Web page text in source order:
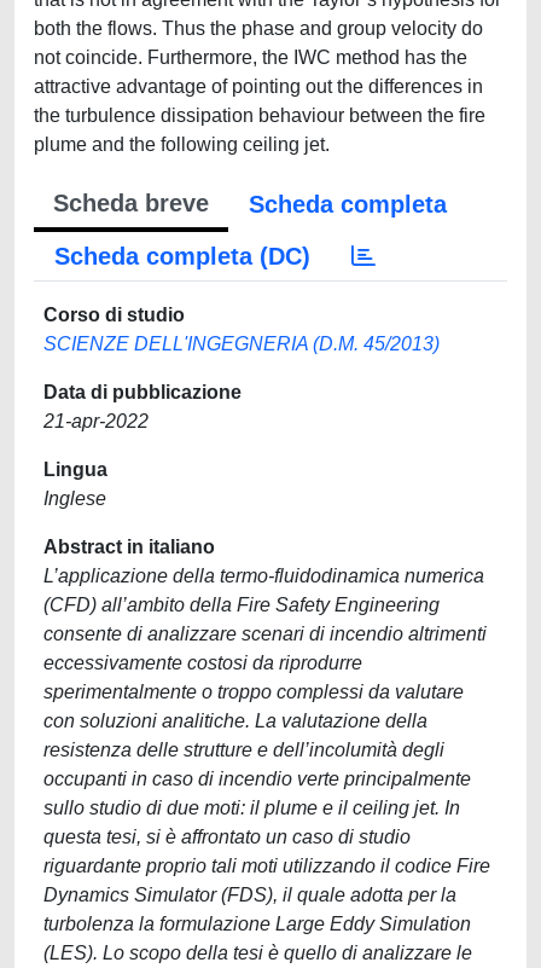
both the flows. Thus the phase and group velocity do
not coincide. Furthermore, the IWC method has the
attractive advantage of pointing out the differences in
the turbulence dissipation behaviour between the fire
plume and the following ceiling jet.
Scheda breve
Scheda completa
Scheda completa (DC)
Corso di studio
SCIENZE DELL'INGEGNERIA (D.M. 45/2013)
Data di pubblicazione
21-apr-2022
Lingua
Inglese
Abstract in italiano
L’applicazione della termo-fluidodinamica numerica
(CFD) all’ambito della Fire Safety Engineering
consente di analizzare scenari di incendio altrimenti
eccessivamente costosi da riprodurre
sperimentalmente o troppo complessi da valutare
con soluzioni analitiche. La valutazione della
resistenza delle strutture e dell’incolumità degli
occupanti in caso di incendio verte principalmente
sullo studio di due moti: il plume e il ceiling jet. In
questa tesi, si è affrontato un caso di studio
riguardante proprio tali moti utilizzando il codice Fire
Dynamics Simulator (FDS), il quale adotta per la
turbolenza la formulazione Large Eddy Simulation
(LES). Lo scopo della tesi è quello di analizzare le